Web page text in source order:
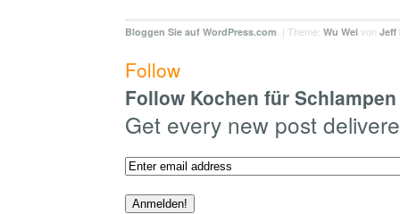
Bloggen Sie auf WordPress.com . | Theme: Wu Wei von Jeff
Follow
Follow Kochen für
Get every new post